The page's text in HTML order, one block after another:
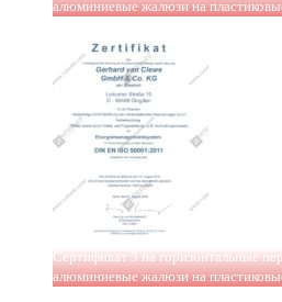
алюминиевые жалюзи на
Сертификат 3 на горизонтальные
алюминиевые жалюзи на